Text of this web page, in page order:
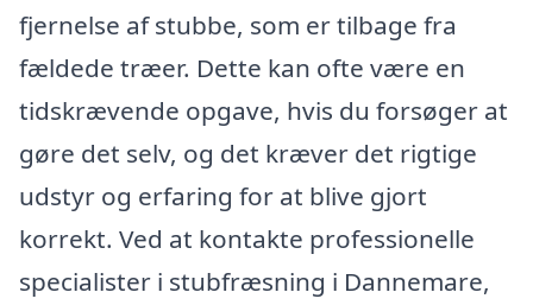
fjernelse af stubbe, som er tilbage fra
fældede træer. Dette kan ofte være en
tidskrævende opgave, hvis du forsøger at
gøre det selv, og det kræver det rigtige
udstyr og erfaring for at blive gjort
korrekt. Ved at kontakte professionelle
specialister i stubfræsning i Dannemare,